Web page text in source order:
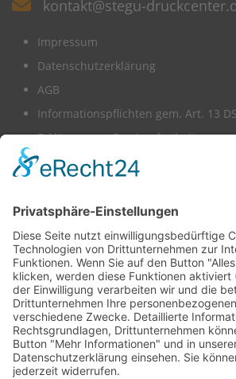
kontakt@stegu-
Impressum
Datenschutzerklärung
AGB
Informationspflichten gem. Art. 13
Erklärung zur Barrierefreiheit
Wir benötigen Ihre
um den Mapbox-Service
Dieser Inhalt darf aufgrund von
Besuchern nicht offengelegt
geladen werden. Der Besitzer der
diese mit seinem CMP